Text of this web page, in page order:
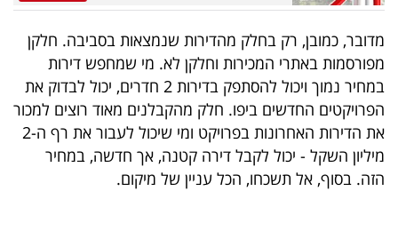
מדובר, כמובן, רק בחלק מהדירות שנמצאות בסביבה. חלקן
מפורסמות באתרי המכירות וחלקן לא. מי שמחפש דירות
במחיר נמוך ויכול להסתפק בדירות 2 חדרים, יכול לבדוק את
הפרויקטים החדשים ביפו. חלק מהקבלנים מאוד רוצים למכור
את הדירות האחרונות בפרויקט ומי שיכול לעבור את רף ה-2
מיליון השקל - יכול לקבל דירה קטנה, אך חדשה, במחיר
הזה. בסוף, אל תשכחו, הכל עניין של מיקום.